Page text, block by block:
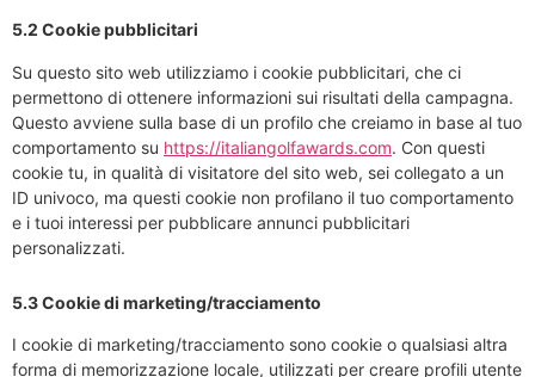
5.2 Cookie pubblicitari
Su questo sito web utilizziamo i cookie pubblicitari, che ci
permettono di ottenere informazioni sui risultati della campagna.
Questo avviene sulla base di un profilo che creiamo in base al tuo
comportamento su https://italiangolfawards.com. Con questi
cookie tu, in qualità di visitatore del sito web, sei collegato a un
ID univoco, ma questi cookie non profilano il tuo comportamento
e i tuoi interessi per pubblicare annunci pubblicitari
personalizzati.
5.3 Cookie di marketing/tracciamento
I cookie di marketing/tracciamento sono cookie o qualsiasi altra
forma di memorizzazione locale, utilizzati per creare profili utente